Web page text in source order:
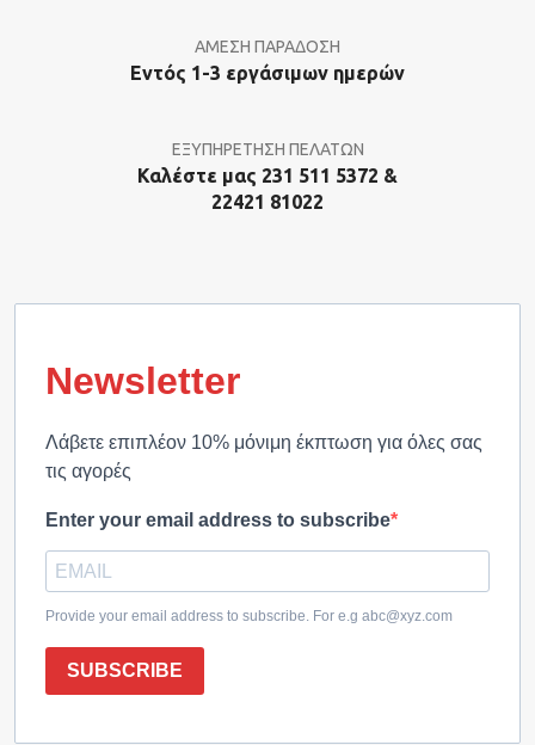
ΑΜΕΣΗ ΠΑΡΑΔΟΣΗ
Εντός 1-3 εργάσιμων ημερών
ΕΞΥΠΗΡΕΤΗΣΗ ΠΕΛΑΤΩΝ
Καλέστε μας 231 511 5372 &
22421 81022
Newsletter
Λάβετε επιπλέον 10% μόνιμη έκπτωση για όλες σας
τις αγορές
Enter your email address to subscribe
Provide your email address to subscribe. For e.g abc@xyz.com
SUBSCRIBE